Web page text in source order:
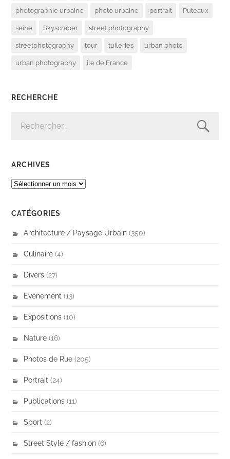
photographie urbaine photo urbaine portrait Puteaux
seine Skyscraper street photography
streetphotography tour tuileries urban photo
urban photography île de France
RECHERCHE
ARCHIVES
ARCHIVES
CATÉGORIES
Architecture / Paysage Urbain (350)
Culinaire (4)
Divers (27)
Evènement (13)
Expositions (10)
Nature (16)
Photos de Rue (205)
Portrait (24)
Publications (11)
Sport (2)
Street Style / fashion (6)